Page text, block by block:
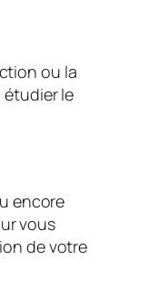
ou la
étudier le
encore
vous
de votre